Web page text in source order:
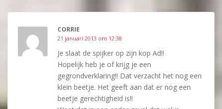
CORRIE
21 januari 2013 om 12:38
Je slaat de spijker op zijn kop Ad!!
Hopelijk heb je of krijg je een
gegrondverklaring!! Dat verzacht het nog een
klein beetje. Het geeft aan dat er nog een
beetje gerechtigheid is!!